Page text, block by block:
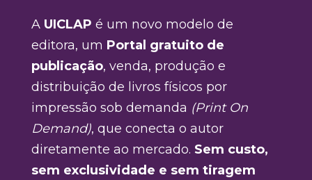
A UICLAP é um novo modelo de
editora, um Portal gratuito de
publicação, venda, produção e
distribuição de livros físicos por
impressão sob demanda (Print On
Demand), que conecta o autor
diretamente ao mercado. Sem custo,
sem exclusividade e sem tiragem